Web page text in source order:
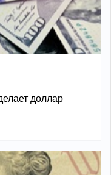
доллар